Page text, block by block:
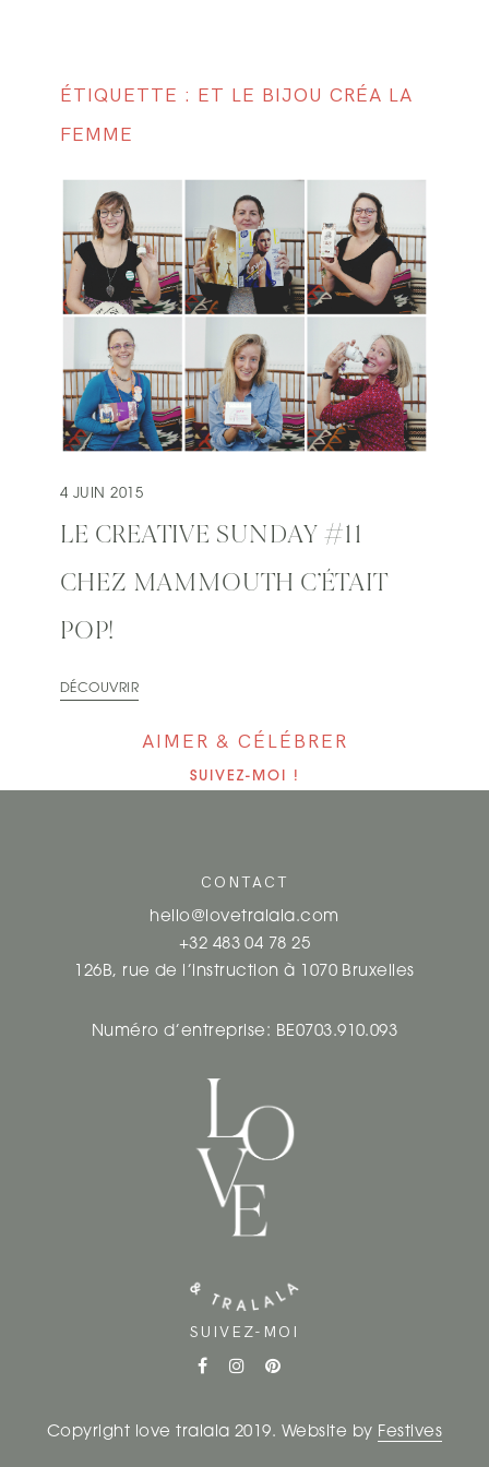
ÉTIQUETTE : ET LE BIJOU CRÉA LA
FEMME
4 JUIN 2015
LE CREATIVE SUNDAY #11
CHEZ MAMMOUTH C’ÉTAIT
POP!
DÉCOUVRIR
AIMER & CÉLÉBRER
SUIVEZ-MOI !
CONTACT
hello@lovetralala.com
+32 483 04 78 25
126B, rue de l’instruction à 1070 Bruxelles
Numéro d’entreprise: BE0703.910.093
SUIVEZ-MOI
Copyright love tralala 2019. Website by Festives